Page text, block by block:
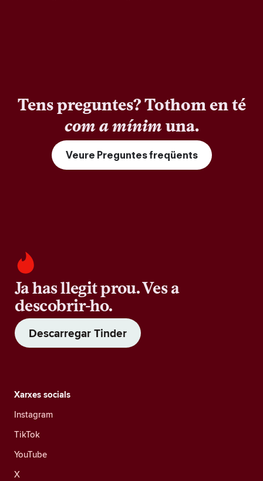
Tens preguntes? Tothom en té
com a mínimuna.
Veure Preguntes freqüents
Ja has llegit prou. Ves a
descobrir-ho.
Descarregar Tinder
Xarxes socials
Instagram
TikTok
YouTube
X